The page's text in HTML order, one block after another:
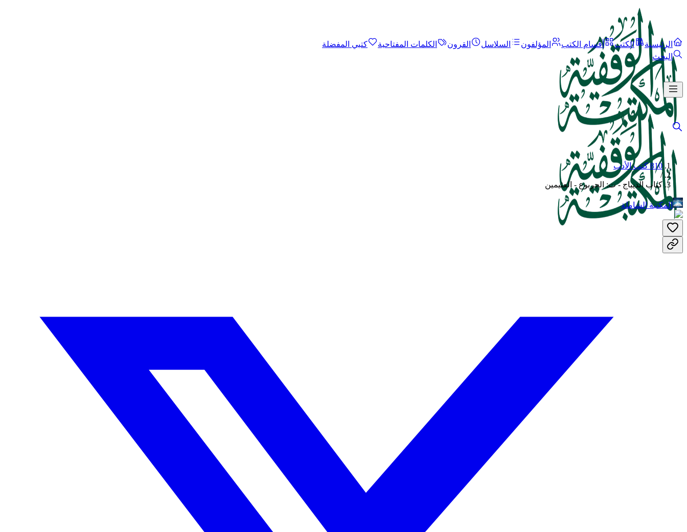
الرئيسية الكتب أقسام الكتب المؤلفون السلاسل القرون الكلمات المفتاحية
كتبي المفضلة
البحث
810 كتب الأدب
/
كتاب الديباج - ت: الجربوع - العثيمين
المكتبة الشاملة